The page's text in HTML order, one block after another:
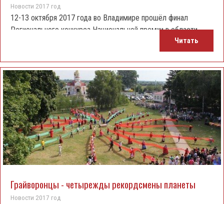
Новости 2017 год
12-13 октября 2017 года во Владимире прошёл финал
Регионального конкурса Национальной премии в области
Читать
Грайворонцы - четырежды рекордсмены планеты
Новости 2017 год